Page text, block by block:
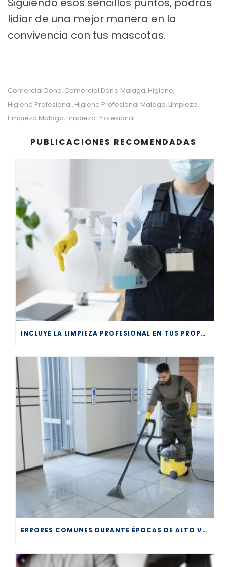
lidiar de una mejor manera en la
convivencia con tus mascotas.
Comercial Dona, Comercial Dona Malaga, Higiene,
Higiene Profesional, Higiene Profesional Malaga, Limpieza,
Limpieza Malaga, Limpieza Profesional
PUBLICACIONES RECOMENDADAS
INCLUYE LA LIMPIEZA PROFESIONAL EN TUS PROPÓSITOS DE AÑO NUEVO 2026
ERRORES COMUNES DURANTE ÉPOCAS DE ALTO VOLUMEN EN LA LIMPIEZA PROFESIONAL